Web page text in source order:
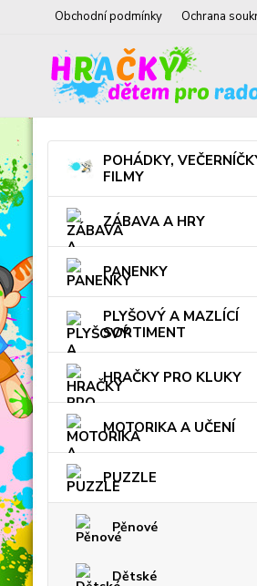
Obchodní podmínky Ochrana
POHÁDKY,
FILMY
ZÁBAVA A HRY
PANENKY
PLYŠOVÝ A MAZLÍCÍ
SORTIMENT
HRAČKY PRO KLUKY
MOTORIKA A UČENÍ
PUZZLE
Pěnové
Dětské